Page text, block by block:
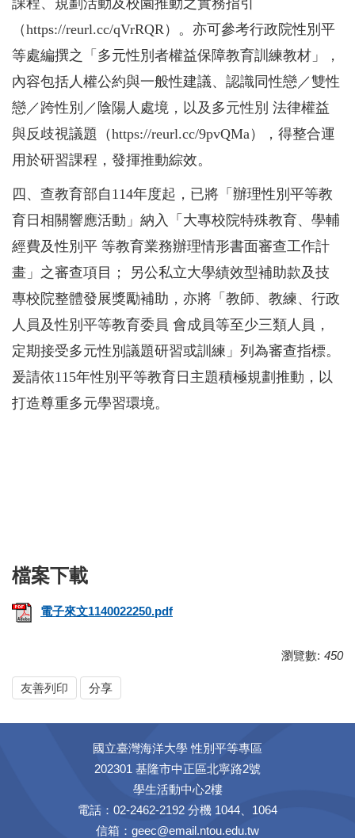
課程、規劃活動及校園推動之實務指引
（https://reurl.cc/qVrRQR）。亦可參考行政院性別平
等處編撰之「多元性別者權益保障教育訓練教材」，
內容包括人權公約與一般性建議、認識同性戀／雙性
戀／跨性別／陰陽人處境，以及多元性別 法律權益
與反歧視議題（https://reurl.cc/9pvQMa），得整合運
用於研習課程，發揮推動綜效。
四、查教育部自114年度起，已將「辦理性別平等教
育日相關響應活動」納入「大專校院特殊教育、學輔
經費及性別平 等教育業務辦理情形書面審查工作計
畫」之審查項目； 另公私立大學績效型補助款及技
專校院整體發展獎勵補助，亦將「教師、教練、行政
人員及性別平等教育委員 會成員等至少三類人員，
定期接受多元性別議題研習或訓練」列為審查指標。
爰請依115年性別平等教育日主題積極規劃推動，以
打造尊重多元學習環境。
電子來文1140022250.pdf
瀏覽數: 450
友善列印 分享
國立臺灣海洋大學 性別平等專區
202301 基隆市中正區北寧路2號
學生活動中心2樓
電話：02-2462-2192 分機 1044、1064
信箱：geec@email.ntou.edu.tw